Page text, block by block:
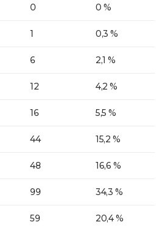
0 0 %
1 0,3 %
6 2,1 %
12 4,2 %
16 5,5 %
44 15,2 %
48 16,6 %
99 34,3 %
59 20,4 %